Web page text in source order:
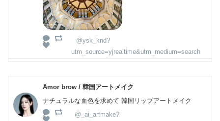
@ysk_knd?
utm_source=yjrealtime&utm_medium=search
Amor brow / 韓国アートメイク
ナチュラルな血色を求めて 韓国リップアートメイク
@_ai_artmake?